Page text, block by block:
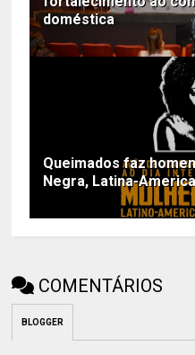
doméstica
Queimados faz
Negra, Latina-
COMENTÁRIOS
BLOGGER